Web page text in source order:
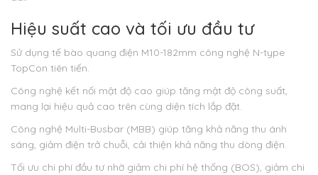
Hiệu suất cao và tối ưu đầu tư
Sử dụng tế bào quang điện M10-182mm công nghệ N-type
TopCon tiên tiến.
Công nghệ kết nối mật độ cao giúp tăng mật độ công suất,
mang lại hiệu quả cao trên cùng diện tích lắp đặt.
Công nghệ Multi-Busbar (MBB) giúp tăng khả năng thu ánh
sáng, giảm điện trở chuỗi, cải thiện khả năng thu dòng điện.
Tối ưu chi phí đầu tư nhờ giảm chi phí hệ thống (BOS), giảm chi